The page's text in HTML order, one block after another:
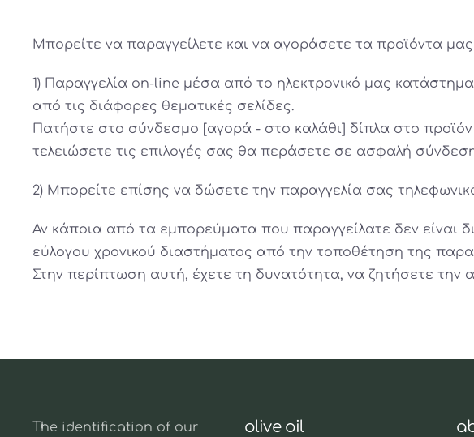
Μπορείτε να παραγγείλετε και να αγοράσετε τα προϊόντα
1) Παραγγελία on-line μέσα από το ηλεκτρονικό μας
από τις διάφορες θεματικές σελίδες.
Πατήστε στο σύνδεσμο [αγορά - στο καλάθι] δίπλα στο
τελειώσετε τις επιλογές σας θα περάσετε σε ασφαλή
2) Μπορείτε επίσης να δώσετε την παραγγελία σας
Αν κάποια από τα εμπορεύματα που παραγγείλατε δεν είναι
εύλογου χρονικού διαστήματος από την τοποθέτηση της
Στην περίπτωση αυτή, έχετε τη δυνατότητα, να ζητήσετε την
The identification of our
olive oil